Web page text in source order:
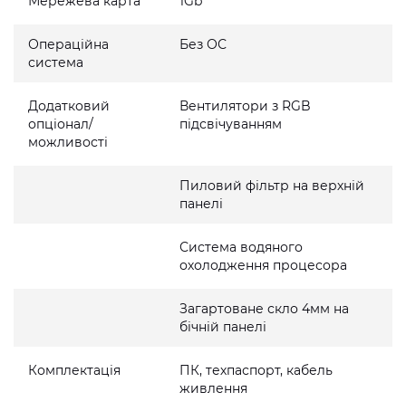
Операційна
система
Без ОС
Додатковий
опціонал/
можливості
Вентилятори з RGB
підсвічуванням
Пиловий фільтр на верхній
панелі
Система водяного
охолодження процесора
Загартоване скло 4мм на
бічній панелі
Комплектація
ПК, техпаспорт, кабель
живлення